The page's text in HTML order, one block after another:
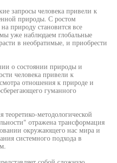
запросы человека привели к
природы. С ростом
природу становится все
уже наблюдаем глобальные
в необратимые, и приобрести
о состоянии природы и
человека привели к
отношения к природе и
гуманного
методологической
отражена трансформация
окружающего нас мира и
системного подхода в